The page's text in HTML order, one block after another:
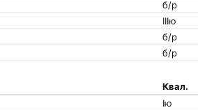
б/р
IIIю
б/р
б/р
Квал.
Iю